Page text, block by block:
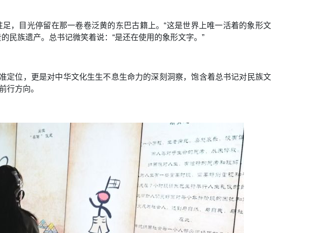
，目光停留在那一卷卷泛黄的东巴古籍上。“这是世界上唯一活着的象形文
民族遗产。总书记微笑着说：“是还在使用的象形文字。 ”
定位，更是对中华文化生生不息生命力的深刻洞察，饱含着总书记对民族文
行方向。